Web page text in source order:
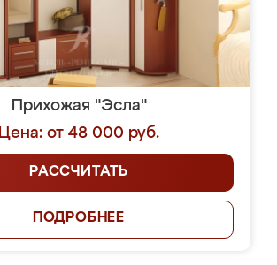
Прихожая "Эсла"
Цена: от 48 000 руб.
РАССЧИТАТЬ
ПОДРОБНЕЕ